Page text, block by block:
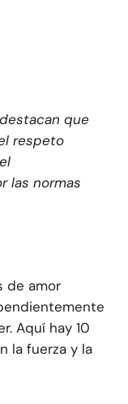
que
respeto
las normas
de amor
Aquí hay 10
la fuerza y la